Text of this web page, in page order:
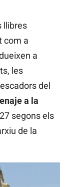
llibres
com a
a
les
del
a la
segons els
de la